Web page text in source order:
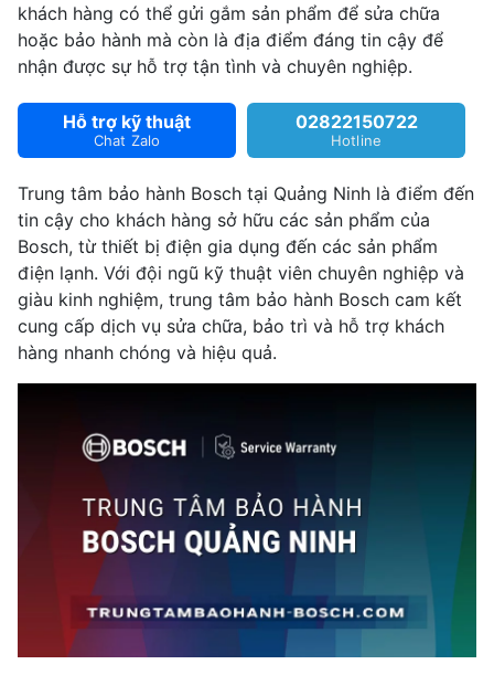
khách hàng có thể gửi gắm sản phẩm để sửa chữa
hoặc bảo hành mà còn là địa điểm đáng tin cậy để
nhận được sự hỗ trợ tận tình và chuyên nghiệp.
02822150722
Hotline
Hỗ trợ kỹ thuật
Chat Zalo
Trung tâm bảo hành Bosch tại Quảng Ninh là điểm đến
tin cậy cho khách hàng sở hữu các sản phẩm của
Bosch, từ thiết bị điện gia dụng đến các sản phẩm
điện lạnh. Với đội ngũ kỹ thuật viên chuyên nghiệp và
giàu kinh nghiệm, trung tâm bảo hành Bosch cam kết
cung cấp dịch vụ sửa chữa, bảo trì và hỗ trợ khách
hàng nhanh chóng và hiệu quả.